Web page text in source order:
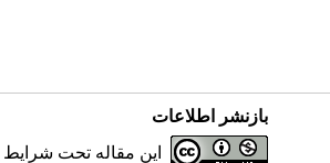
بازنشر اطلاعات
این مقاله تحت شرایط